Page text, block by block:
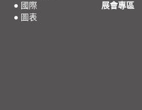
● 國際
● 圖表
展會專區